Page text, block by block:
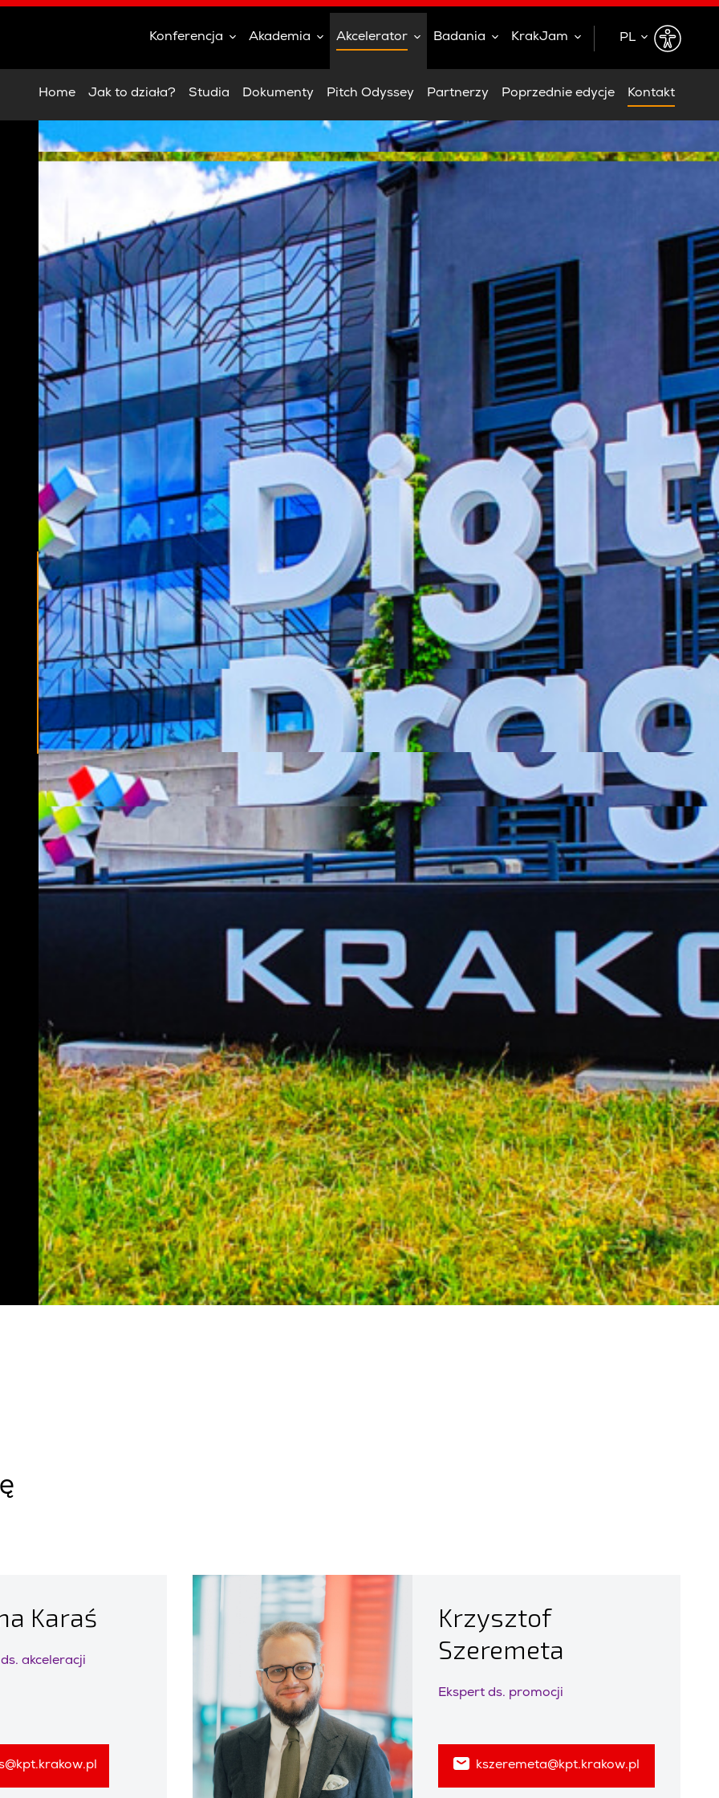
Konferencja Akademia Akcelerator
Home Jak to działa? Studia Dokumenty Pitch Odyssey Partnerzy Poprzednie edycje Kontakt
Badania KrakJam
PL
EN
PL
Karaś
akceleracji
Krzysztof
Szeremeta
Ekspert ds. promocji
kszeremeta@kpt.krakow.pl